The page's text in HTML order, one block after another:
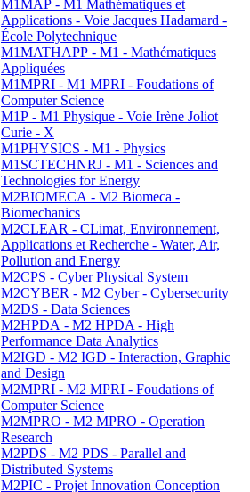
M1MAP - M1 Mathématiques et
Applications - Voie Jacques Hadamard -
École Polytechnique
M1MATHAPP - M1 - Mathématiques
Appliquées
M1MPRI - M1 MPRI - Foudations of
Computer Science
M1P - M1 Physique - Voie Irène Joliot
Curie - X
M1PHYSICS - M1 - Physics
M1SCTECHNRJ - M1 - Sciences and
Technologies for Energy
M2BIOMECA - M2 Biomeca -
Biomechanics
M2CLEAR - CLimat, Environnement,
Applications et Recherche - Water, Air,
Pollution and Energy
M2CPS - Cyber Physical System
M2CYBER - M2 Cyber - Cybersecurity
M2DS - Data Sciences
M2HPDA - M2 HPDA - High
Performance Data Analytics
M2IGD - M2 IGD - Interaction, Graphic
and Design
M2MPRI - M2 MPRI - Foudations of
Computer Science
M2MPRO - M2 MPRO - Operation
Research
M2PDS - M2 PDS - Parallel and
Distributed Systems
M2PIC - Projet Innovation Conception